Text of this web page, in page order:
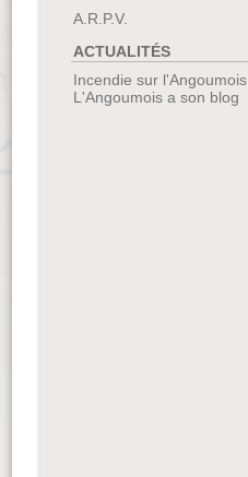
A.R.P.V.
ACTUALITÉS
Incendie sur l'Angoumois
L'Angoumois a son blog